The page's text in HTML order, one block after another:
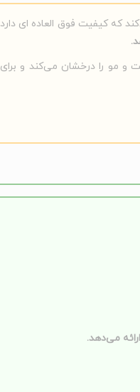
که کیفیت فوق العاده ای دارد
و مو را درخشان می‌کند و برای
می‌دهد.